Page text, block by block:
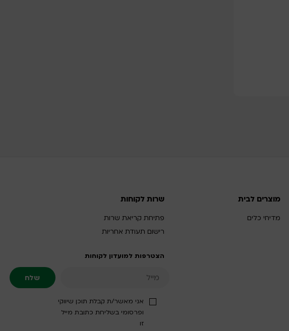
מוצרים לבית
מדיחי כלים
שרות לקוחות
פתיחת קריאת שרות
רישום תעודת אחריות
הצטרפות למועדון לקוחות
אני מאשר/ת קבלת תוכן שיווקי
ופרסומי בשליחת כתובת מייל
זו